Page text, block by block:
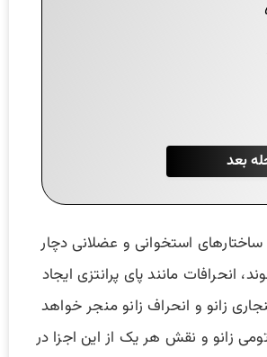
استخوانی و عضلانی دچار
انحرافات مانند پای پرانتزی ایجاد
زانو و انحراف زانو منجر خواهد
زانو و نقش هر یک از این اجزا در